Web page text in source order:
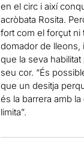
en el circ i així
acròbata Rosita.
fort com el forçut ni
domador de lleons,
que la seva
seu cor. “És
que un desitja
és la barrera amb
limita”.